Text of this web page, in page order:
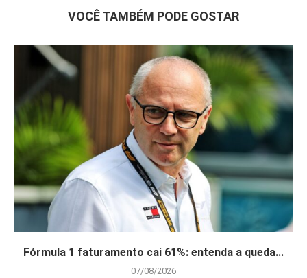
VOCÊ TAMBÉM PODE GOSTAR
Fórmula 1 faturamento cai 61%: entenda a queda...
07/08/2026